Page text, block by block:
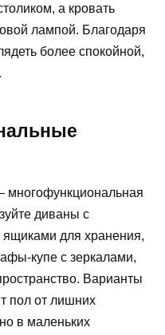
а кровать
лампой. Благодаря
более спокойной,
многофункциональная
диваны с
для хранения,
купе с зеркалами,
Варианты
пол от лишних
в маленьких